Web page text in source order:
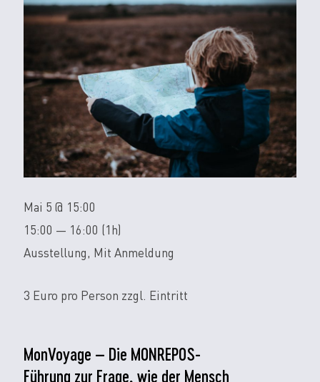
MonVoyage – Die MONREPOS-
Führung zur Frage, wie der Mensch
Mai 5 @ 15:00
15:00 — 16:00 (1h)
Ausstellung, Mit Anmeldung
3 Euro pro Person zzgl. Eintritt